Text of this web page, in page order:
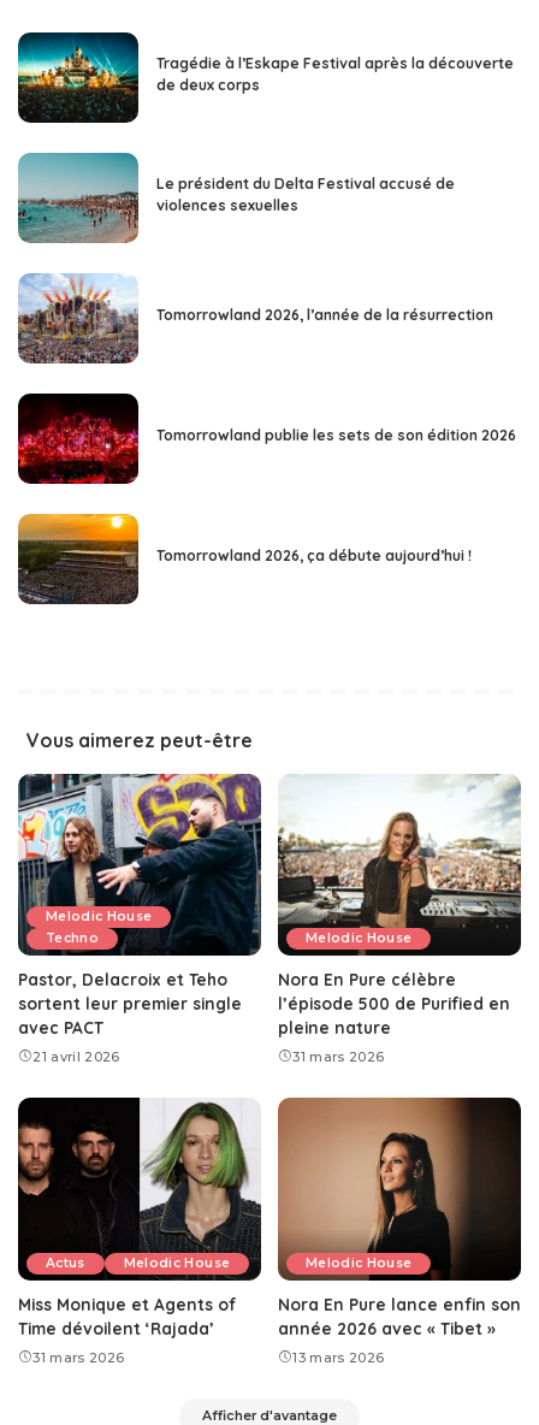
Tragédie à l’Eskape Festival après la découverte
de deux corps
Le président du Delta Festival accusé de
violences sexuelles
Tomorrowland 2026, l’année de la résurrection
Tomorrowland publie les sets de son édition 2026
Tomorrowland 2026, ça débute aujourd’hui !
Vous aimerez peut-être
Melodic House
Techno
Pastor, Delacroix et Teho
sortent leur premier single
avec PACT
21 avril 2026
Melodic House
Nora En Pure célèbre
l’épisode 500 de Purified en
pleine nature
31 mars 2026
Actus Melodic House
Miss Monique et Agents of
Time dévoilent ‘Rajada’
31 mars 2026
Melodic House
Nora En Pure lance enfin son
année 2026 avec « Tibet »
13 mars 2026
Afficher d'avantage